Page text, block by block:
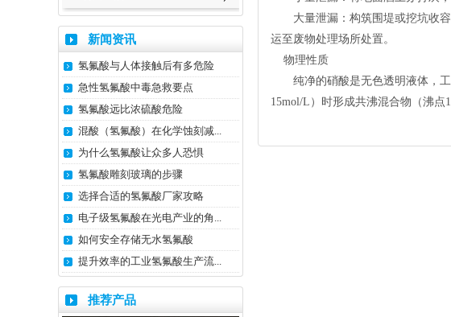
新闻资讯
氢氟酸与人体接触后有多危险
急性氢氟酸中毒急救要点
氢氟酸远比浓硫酸危险
混酸（氢氟酸）在化学蚀刻减...
为什么氢氟酸让众多人恐惧
氢氟酸雕刻玻璃的步骤
选择合适的氢氟酸厂家攻略
电子级氢氟酸在光电产业的角...
如何安全存储无水氢氟酸
提升效率的工业氢氟酸生产流...
推荐产品
大量泄漏：构筑围堤或挖坑收容
运至废物处理场所处置。
物理性质
纯净的硝酸是无色透明液体，工
15mol/L）时形成共沸混合物（沸